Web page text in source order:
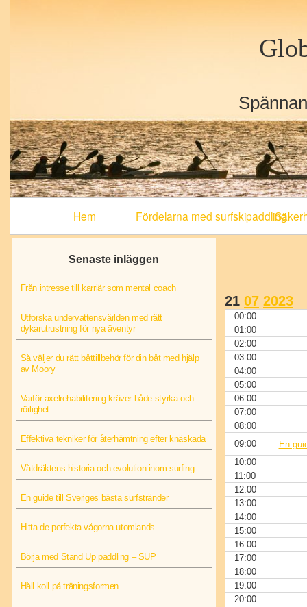
Navigation
Hem Fördelarna med surfskipaddling
21 07 2023
00:00
01:00
02:00
03:00
04:00
05:00
06:00
07:00
08:00
09:00
En
10:00
11:00
12:00
13:00
14:00
15:00
16:00
17:00
18:00
19:00
20:00
Senaste inläggen
Från intresse till karriär som mental coach
Utforska undervattensvärlden med rätt
dykarutrustning för nya äventyr
Så väljer du rätt båttillbehör för din båt med hjälp
av Moory
Varför axelrehabilitering kräver både styrka och
rörlighet
Effektiva tekniker för återhämtning efter knäskada
Våtdräktens historia och evolution inom surfing
En guide till Sveriges bästa surfstränder
Hitta de perfekta vågorna utomlands
Börja med Stand Up paddling – SUP
Håll koll på träningsformen